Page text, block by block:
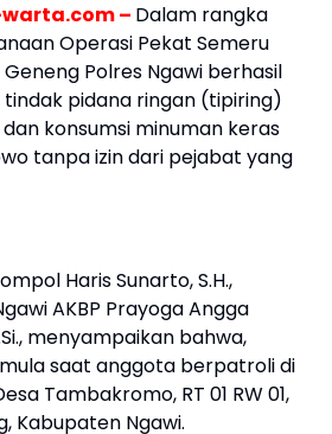
– Dalam rangka
Operasi Pekat Semeru
Polres Ngawi berhasil
pidana ringan (tipiring)
konsumsi minuman keras
tanpa izin dari pejabat yang
Haris Sunarto, S.H.,
AKBP Prayoga Angga
menyampaikan bahwa,
saat anggota berpatroli di
Tambakromo, RT 01 RW 01,
Kabupaten Ngawi.